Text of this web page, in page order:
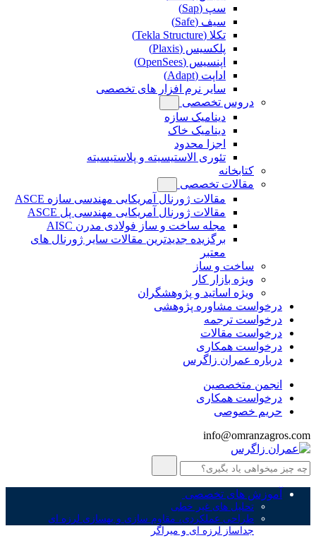
سپ (Sap)
سیف (Safe)
تکلا (Tekla Structure)
پلکسیس (Plaxis)
اپنسیس (OpenSees)
اداپت (Adapt)
سایر نرم افزار های تخصصی
دروس تخصصی
دینامیک سازه
دینامیک خاک
اجزا محدود
تئوری الاستیسیته و پلاستیسیته
کتابخانه
مقالات تخصصی
مقالات ژورنال آمریکایی مهندسی سازه ASCE
مقالات ژورنال آمریکایی مهندسی پل ASCE
مجله ساخت و ساز فولادی مدرن AISC
برگزیده جدیدترین مقالات سایر ژورنال های
معتبر
ساخت و ساز
ویژه بازار کار
ویژه اساتید و پژوهشگران
درخواست مشاوره پژوهشی
درخواست ترجمه
درخواست مقالات
درخواست همکاری
درباره عمران زاگرس
انجمن متخصصین
درخواست همکاری
حریم خصوصی
info@omranzagros.com
آموزش های تخصصی
تحلیل های غیر خطی
طراحی عملکردی، مقاوم سازی و بهسازی لرزه ای
جداساز لرزه ای و میراگر